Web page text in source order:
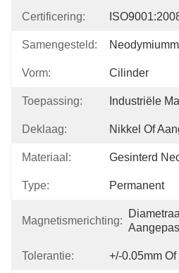
Certificering:
Samengesteld:
Vorm: Cilinder
Toepassing: Industriële
Deklaag: Nikkel Of
Materiaal: Gesinterd
Type: Permanent
Magnetismerichting:
Tolerantie: +/-0.05mm